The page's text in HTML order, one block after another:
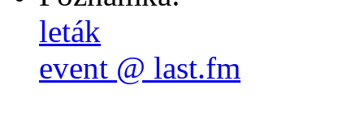
leták
event @ last.fm